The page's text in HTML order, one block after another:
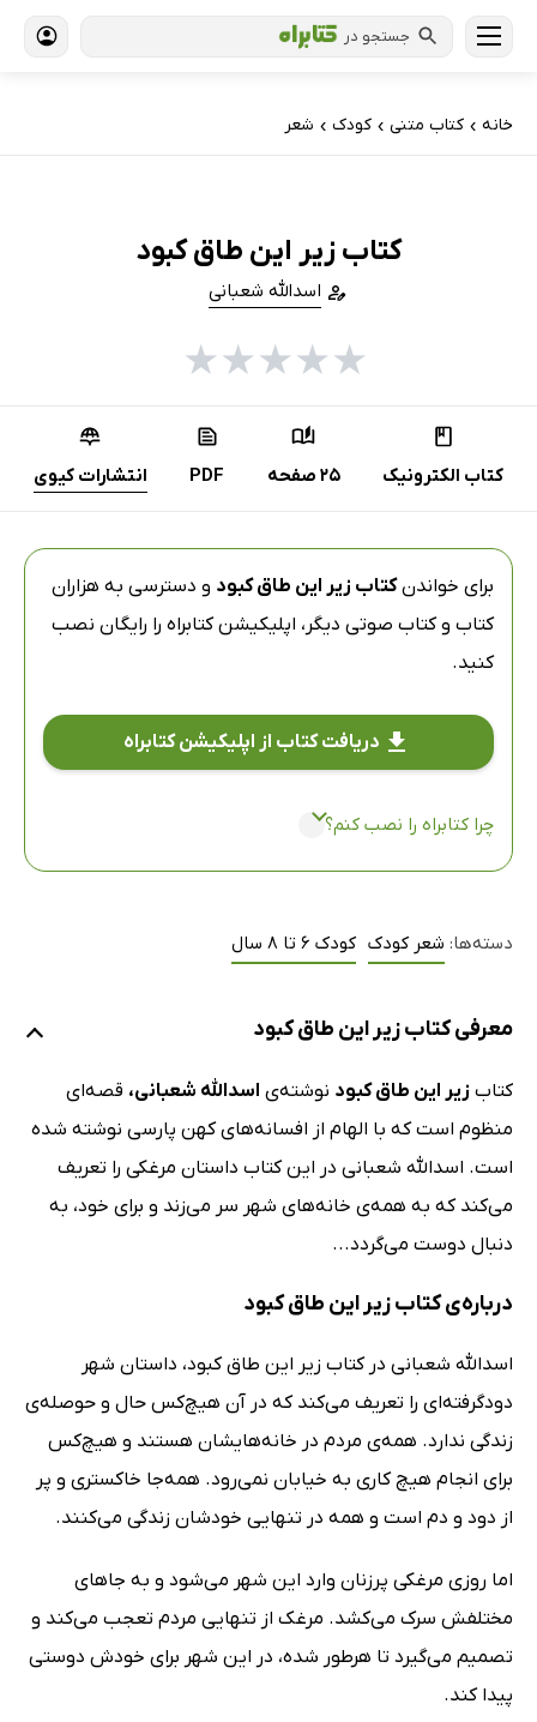
جستجو در
خانه › کتاب‌ متنی › کودک › شعر
کتاب زیر این طاق کبود
اسدالله شعبانی
★
★
★
★
★
کتاب الکترونیک 25 صفحه PDF انتشارات کیوی
برای خواندنکتاب زیر این طاق کبود و دسترسی به هزاران
کتاب و کتاب صوتی دیگر، اپلیکیشن کتابراه را رایگان نصب
کنید.
دریافت کتاب از اپلیکیشن کتابراه
چرا کتابراه را نصب کنم؟
دسته‌ها: شعر کودک کودک 6 تا 8 سال
معرفی کتاب زیر این طاق کبود
کتاب زیر این طاق کبود نوشته‌ی اسدالله شعبانی، قصه‌ای
منظوم است که با الهام از افسانه‌های کهن پارسی نوشته شده
است. اسدالله شعبانی در این کتاب داستان مرغکی را تعریف
می‌کند که به همه‌ی خانه‌های شهر سر می‌زند و برای خود، به
دنبال دوست می‌گردد...
درباره‌ی کتاب زیر این طاق کبود
اسدالله شعبانی در کتاب زیر این طاق کبود، داستان شهر
دودگرفته‌ای را تعریف می‌کند که در آن هیچ‌کس حال و حوصله‌ی
زندگی ندارد. همه‌ی مردم در خانه‌هایشان هستند و هیچ‌کس
برای انجام هیچ کاری به خیابان نمی‌رود. همه‌جا خاکستری و پر
از دود و دم است و همه در تنهایی خودشان زندگی می‌کنند.
اما روزی مرغکی پرزنان وارد این شهر می‌شود و به جاهای
مختلفش سرک می‌کشد. مرغک از تنهایی مردم تعجب می‌کند و
تصمیم می‌گیرد تا هرطور شده،‌ در این شهر برای خودش دوستی
پیدا کند.